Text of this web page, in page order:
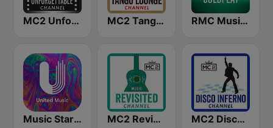
MC2 Unforgettable Channel MC2 Tango Lounge RMC Music Star Coldplay
Music Star Pino Daniele - United Music MC2 Revisited Channel MC2 Disco Inferno Channel